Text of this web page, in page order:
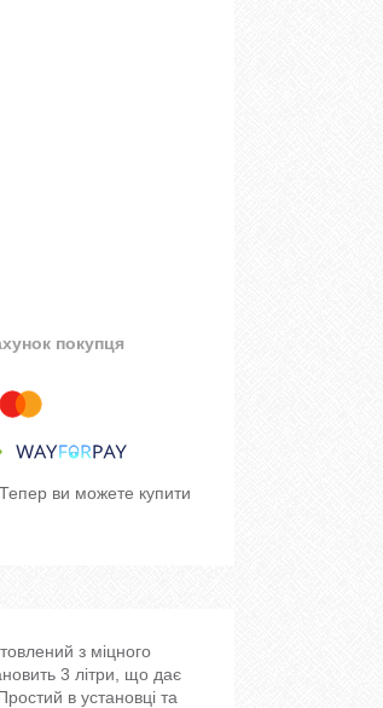
покупця
Тепер ви можете купити
з міцного
3 літри, що дає
в установці та